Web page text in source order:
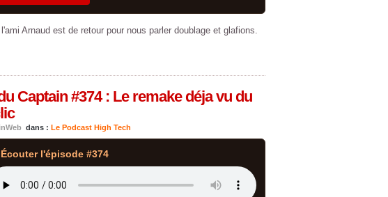
Arnaud est de retour pour nous parler doublage et glafions.
Captain #374 : Le remake déja vu du
dans : Le Podcast High Tech
l'épisode #374